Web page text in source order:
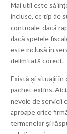
Mai util este să
incluse, ce tip de
controale, dacă
dacă spețele
este inclusă în
delimitată corect.
Există și situații în
pachet extins.
nevoie de servicii
aproape orice
termenelor și